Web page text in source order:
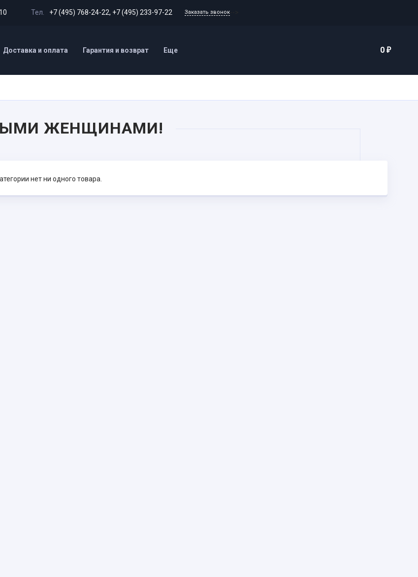
Тел. +7 (495) 768-24-22, +7 (495) 233-97-22 Заказать звонок
0 ₽
Доставка и оплата Гарантия и возврат Еще
ЖЕНЩИНАМИ!
нет ни одного товара.